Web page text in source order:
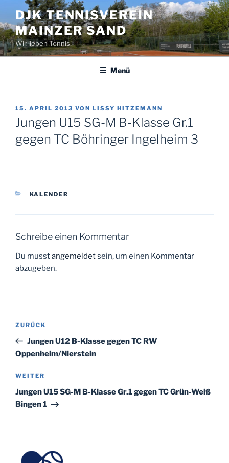
Inhalt
springen
DJK TENNISVEREIN
MAINZER SAND
Wir lieben Tennis!
Menü
VERÖFFENTLICHT
AM
15. APRIL 2013 VON LISSY HITZEMANN
Jungen U15 SG-M B-Klasse Gr.1
gegen TC Böhringer Ingelheim 3
KATEGORIEN
KALENDER
Schreibe einen Kommentar
Du musstangemeldetsein, um einen Kommentar
abzugeben.
Beitragsnavigation
Vorheriger
Beitrag
ZURÜCK
Jungen U12 B-Klasse gegen TC RW
Oppenheim/Nierstein
Nächster
Beitrag
WEITER
Jungen U15 SG-M B-Klasse Gr.1 gegen TC Grün-Weiß
Bingen 1